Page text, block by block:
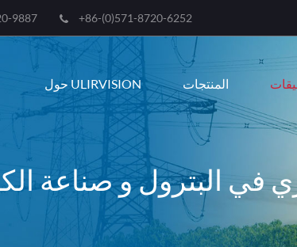
9887 +86-(0)571-8720-6252
حول ULIRVISION المنتجات
في البترول و صناعة